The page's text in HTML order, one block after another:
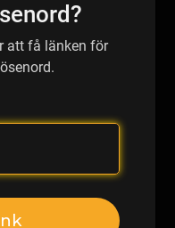
att få länken för